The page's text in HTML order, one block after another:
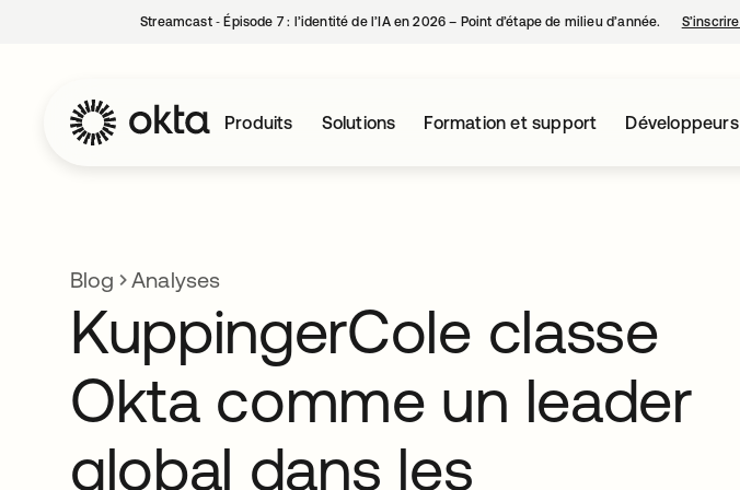
Streamcast ‑ Épisode 7 : l’identité de l’IA en 2026 – Point d’étape de milieu d’année. S’inscrire
Produits Solutions Formation et support Développeurs
Blog Analyses
KuppingerCole classe
Okta comme un leader
global dans les